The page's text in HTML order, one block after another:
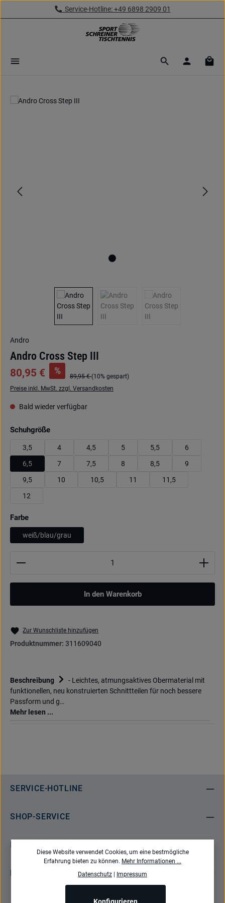
Zum Hauptinhalt springenService-Hotline: +49 6898 2909 01
Bildergalerie überspringen
Andro
Andro Cross Step III
80,95 € %
89,95 €(10% gespart)
Preise inkl. MwSt. zzgl. Versandkosten
Bald wieder verfügbar
Schuhgrößeauswählen
3,5 4 4,5 5 5,5
6
6,5
7 7,5 8 8,5
9
9,5
10 10,5 11
11,5
12
Farbeauswählen
weiß/blau/grau
Produkt Anzahl: Gib den gewünschten Wert ein
In den Warenkorb
Zur Wunschliste hinzufügen
Produktnummer: 311609040
Beschreibung
- Leichtes, atmungsaktives Obermaterial mit
funktionellen, neu konstruierten Schnittteilen für noch bessere
Passform und g…
Mehr lesen ...
SERVICE-HOTLINE
SHOP-SERVICE
Diese Website verwendet Cookies, um eine bestmögliche
Erfahrung bieten zu können. Mehr Informationen ...
Datenschutz
Impressum